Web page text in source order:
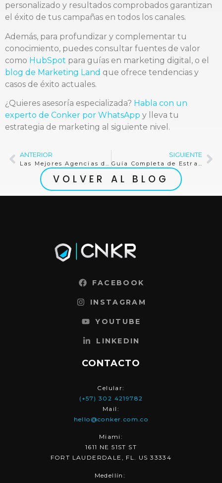
personalizado y resultados comprobados garantizan
el éxito de tus campañas en todos los canales.
Además, para profundizar y complementar tu
conocimiento, puedes consultar fuentes de valor
como HubSpot para guías en marketing digital, o el
blog de Marketing Land que ofrece tendencias y
casos de éxito actuales.
¿Quieres asesoría especializada? Habla con un
experto de Conker por WhatsApp y lleva tu
estrategia de marketing al siguiente nivel.
ANTERIOR
Las Mejores Agencias de Marketing de Influencers en Paraguay
SIGUIENTE
Guía Completa de Estrategias de Marketing: Ejemplos y Consejos Prácticos
VOLVER AL BLOG
FACEBOOK
INSTAGRAM
YOUTUBE
LINKEDIN
CONTACTO
Celular:
(+57) 302 4219782
Mail:
hello@conker.com.co
Miami:
1611 NE 51ST ST
FORT LAUDERDALE, FL. US 33334
Medellín: